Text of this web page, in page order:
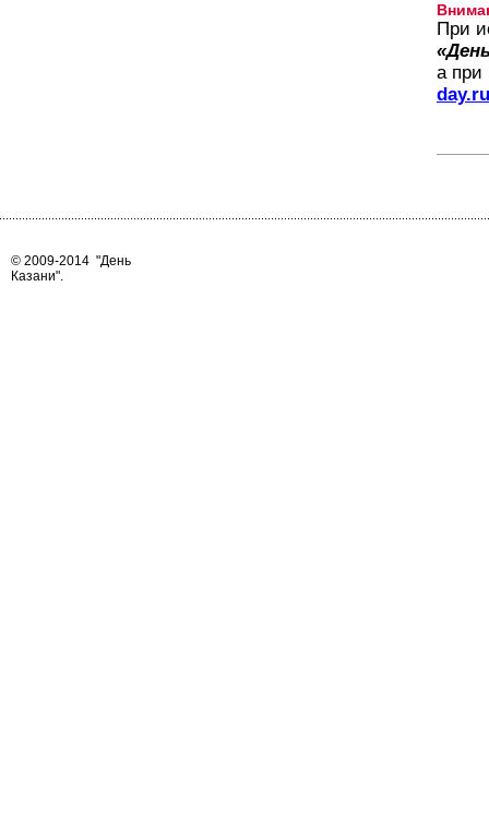
При
а при
day.ru
© 2009-2014 "День
Казани".